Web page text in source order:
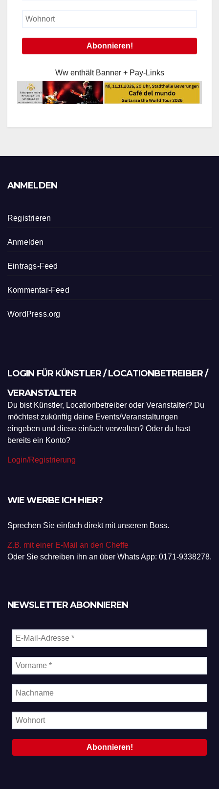
Ww enthält Banner + Pay-Links
ANMELDEN
Registrieren
Anmelden
Eintrags-Feed
Kommentar-Feed
WordPress.org
LOGIN FÜR KÜNSTLER / LOCATIONBETREIBER /
VERANSTALTER
Du bist Künstler, Locationbetreiber oder Veranstalter? Du
möchtest zukünftig deine Events/Veranstaltungen
eingeben und diese einfach verwalten? Oder du hast
bereits ein Konto?
Login/Registrierung
WIE WERBE ICH HIER?
Sprechen Sie einfach direkt mit unserem Boss.
Z.B. mit einer E-Mail an den Cheffe
Oder Sie schreiben ihn an über Whats App: 0171-9338278.
NEWSLETTER ABONNIEREN